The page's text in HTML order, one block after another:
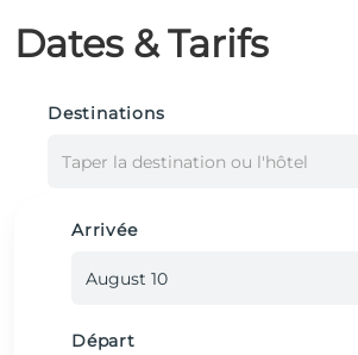
Dates & Tarifs
Destinations
Taper la destination ou l'hôtel
Arrivée
Départ